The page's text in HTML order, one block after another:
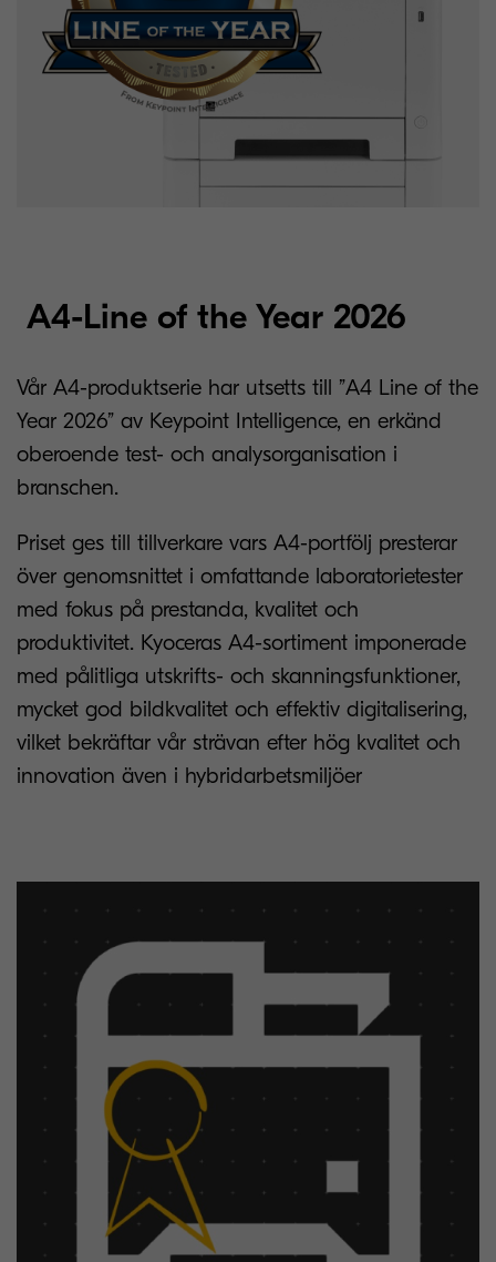
A4-Line of the Year 2026
Vår A4-produktserie har utsetts till ”A4 Line of the
Year 2026” av Keypoint Intelligence, en erkänd
oberoende test- och analysorganisation i
branschen.
Priset ges till tillverkare vars A4-portfölj presterar
över genomsnittet i omfattande laboratorietester
med fokus på prestanda, kvalitet och
produktivitet. Kyoceras A4-sortiment imponerade
med pålitliga utskrifts- och skanningsfunktioner,
mycket god bildkvalitet och effektiv digitalisering,
vilket bekräftar vår strävan efter hög kvalitet och
innovation även i hybridarbetsmiljöer